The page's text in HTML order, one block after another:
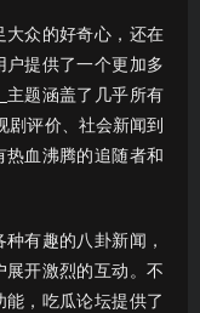
大众的好奇心，还在
提供了一个更加多
主题涵盖了几乎所有
评价、社会新闻到
血沸腾的追随者和
有趣的八卦新闻，
展开激烈的互动。不
能，吃瓜论坛提供了